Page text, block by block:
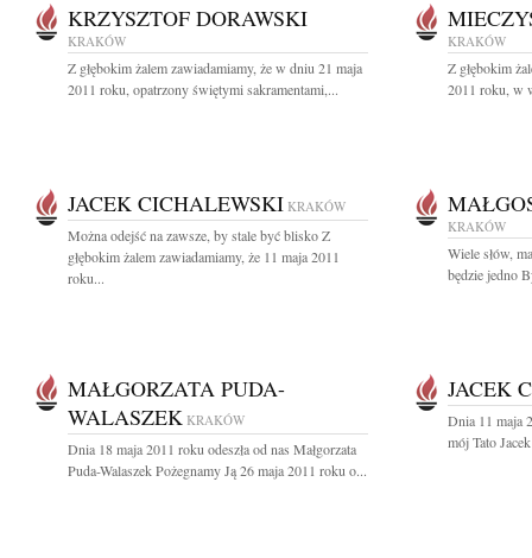
KRZYSZTOF DORAWSKI
KRAKÓW
Z głębokim żalem zawiadamiamy, że w dniu 21 maja
2011 roku, opatrzony świętymi sakramentami,...
KRAKÓW
Z głębokim
2011 roku, w
JACEK CICHALEWSKI KRAKÓW
Można odejść na zawsze, by stale być blisko Z
głębokim żalem zawiadamiamy, że 11 maja 2011
roku...
KRAKÓW
Wiele słów,
będzie jedno
MAŁGORZATA PUDA-
WALASZEK KRAKÓW
Dnia 18 maja 2011 roku odeszła od nas Małgorzata
Puda-Walaszek Pożegnamy Ją 26 maja 2011 roku o...
JACEK
Dnia 11 maja
mój Tato